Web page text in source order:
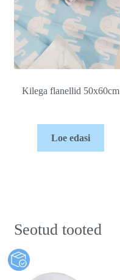
Kilega flanellid 50x60cm
Loe edasi
Seotud tooted